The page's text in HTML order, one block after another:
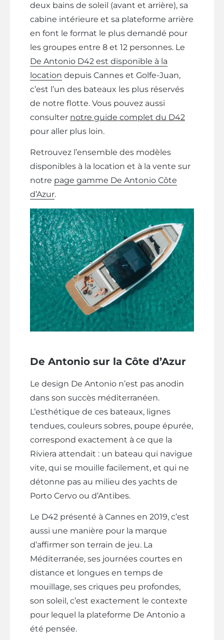
deux bains de soleil (avant et arrière), sa
cabine intérieure et sa plateforme arrière
en font le format le plus demandé pour
les groupes entre 8 et 12 personnes. Le
De Antonio D42 est disponible à la
location depuis Cannes et Golfe-Juan,
c’est l’un des bateaux les plus réservés
de notre flotte. Vous pouvez aussi
consulter notre guide complet du D42
pour aller plus loin.
Retrouvez l’ensemble des modèles
disponibles à la location et à la vente sur
notre page gamme De Antonio Côte
d’Azur.
De Antonio sur la Côte d’Azur
Le design De Antonio n’est pas anodin
dans son succès méditerranéen.
L’esthétique de ces bateaux, lignes
tendues, couleurs sobres, poupe épurée,
correspond exactement à ce que la
Riviera attendait : un bateau qui navigue
vite, qui se mouille facilement, et qui ne
détonne pas au milieu des yachts de
Porto Cervo ou d’Antibes.
Le D42 présenté à Cannes en 2019, c’est
aussi une manière pour la marque
d’affirmer son terrain de jeu. La
Méditerranée, ses journées courtes en
distance et longues en temps de
mouillage, ses criques peu profondes,
son soleil, c’est exactement le contexte
pour lequel la plateforme De Antonio a
été pensée.